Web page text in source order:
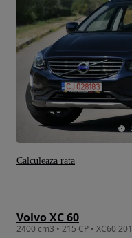
Volvo XC 60
Calculeaza rata